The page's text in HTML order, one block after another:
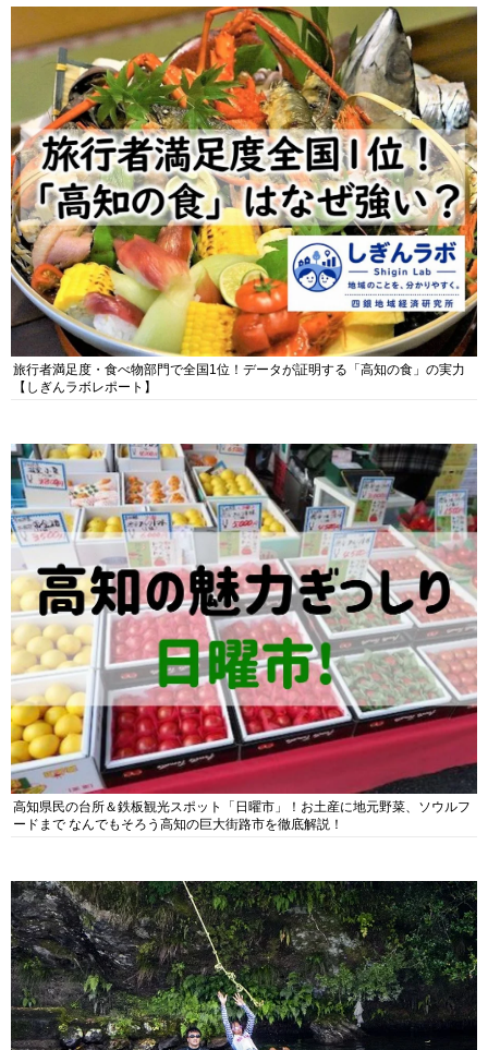
旅行者満足度・食べ物部門で全国1位！データが証明する「高知の食」の実力
【しぎんラボレポート】
高知県民の台所＆鉄板観光スポット「日曜市」！お土産に地元野菜、ソウルフ
ードまで なんでもそろう高知の巨大街路市を徹底解説！